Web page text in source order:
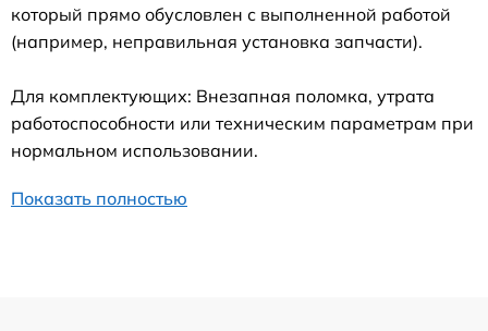
который прямо обусловлен с выполненной работой
(например, неправильная установка запчасти).
Для комплектующих: Внезапная поломка, утрата
работоспособности или техническим параметрам при
нормальном использовании.
Показать полностью